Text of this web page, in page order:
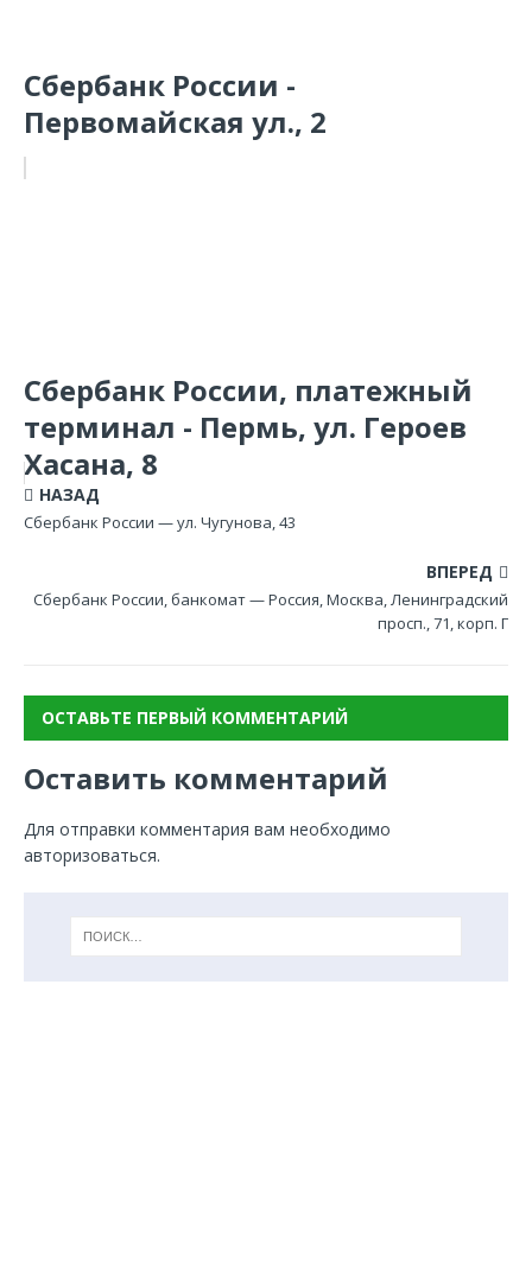
Сбербанк России -
Первомайская ул., 2
Сбербанк России, платежный
терминал - Пермь, ул. Героев
Хасана, 8
НАЗАД
Сбербанк России — ул. Чугунова, 43
ВПЕРЕД
Сбербанк России, банкомат — Россия, Москва, Ленинградский
просп., 71, корп. Г
ОСТАВЬТЕ ПЕРВЫЙ КОММЕНТАРИЙ
Оставить комментарий
Для отправки комментария вам необходимо
авторизоваться.